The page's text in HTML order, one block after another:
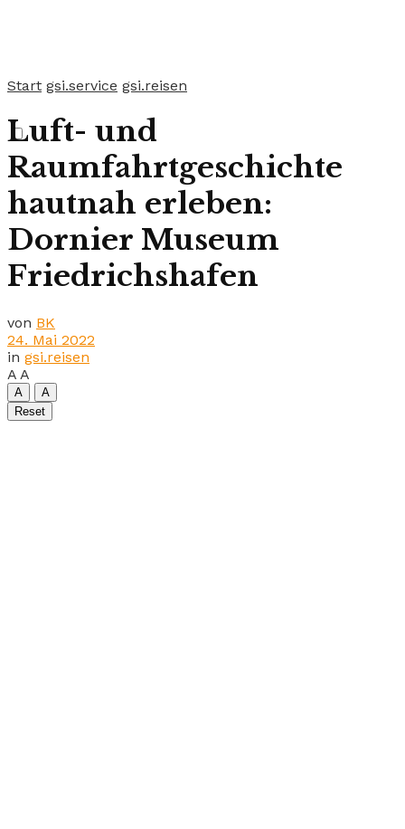
Start gsi.service gsi.reisen
Luft- und
Raumfahrtgeschichte
hautnah erleben:
Dornier Museum
Friedrichshafen
von BK
24. Mai 2022
in gsi.reisen
A A
A
A
Reset